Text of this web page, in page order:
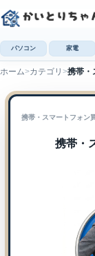
パソコン 家電
ホーム カテゴリ 携帯・
携帯・スマートフォン
携帯・
携帯・スマー